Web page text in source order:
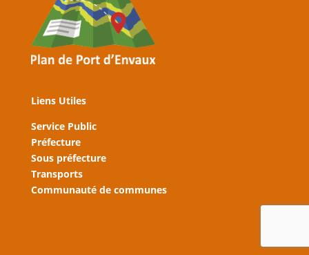
Liens Utiles
Service Public
Préfecture
Sous préfecture
Transports
Communauté de communes